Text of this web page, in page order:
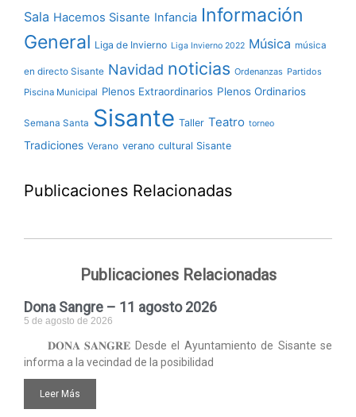
Sala Hacemos Sisante Infancia Información
General Liga de Invierno Liga Invierno 2022 Música música
en directo Sisante Navidad noticias Ordenanzas Partidos
Piscina Municipal Plenos Extraordinarios Plenos Ordinarios
Semana Santa Sisante Taller Teatro torneo
Tradiciones Verano verano cultural Sisante
Publicaciones Relacionadas
Publicaciones Relacionadas
Dona Sangre – 11 agosto 2026
5 de agosto de 2026
𝐃𝐎𝐍𝐀 𝐒𝐀𝐍𝐆𝐑𝐄 Desde el Ayuntamiento de Sisante se
informa a la vecindad de la posibilidad
Leer Más